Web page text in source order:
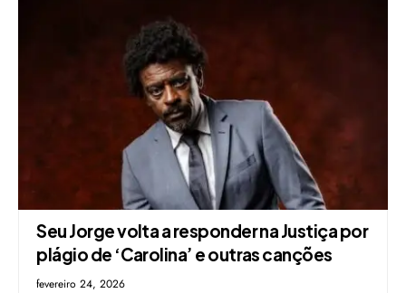
Seu Jorge volta a responder na Justiça por
plágio de ‘Carolina’ e outras canções
fevereiro 24, 2026